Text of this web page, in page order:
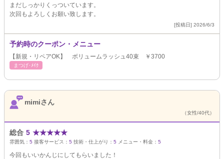
まだしっかりくっついています。
次回もよろしくお願い致します。
[投稿日] 2026/6/3
予約時のクーポン・メニュー
【新規・リペアOK】 ボリュームラッシュ40束 ￥3700
まつげ･ﾒｲｸ
mimiさん
（女性/40代）
総合 5 ★★★★★
雰囲気： 5 接客サービス： 5 技術・仕上がり： 5 メニュー・料金： 5
今回もいいかんじにしてもらいました！